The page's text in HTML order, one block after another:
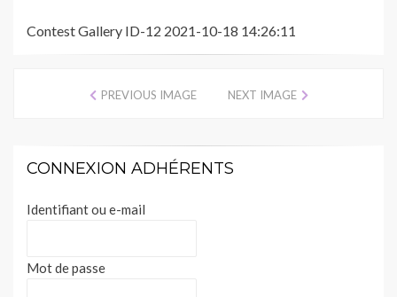
Contest Gallery ID-12 2021-10-18 14:26:11
PREVIOUS IMAGE NEXT IMAGE
CONNEXION ADHÉRENTS
Identifiant ou e-mail
Mot de passe